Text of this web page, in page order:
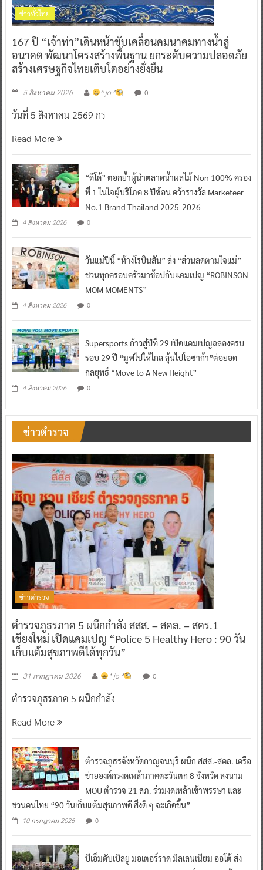
ข่าวทั่วไทย
167 ปี “เจ้าท่า”เดินหน้าขับเคลื่อนคมนาคมทางน้ำสู่
อนาคต พัฒนาโครงสร้างพื้นฐาน ยกระดับความปลอดภัย
สร้างเศรษฐกิจไทยเติบโตอย่างยั่งยืน
5 สิงหาคม 2026 ^ jo ^
วันที่ 5 สิงหาคม 2569 กร
Read More
“ดีโด้” ตอกย้ำผู้นำตลาดน้ำผลไม้ Non 100% ครอง
ที่ 1 ในใจผู้บริโภค 8 ปีซ้อน คว้ารางวัล Marketeer
4 สิงหาคม 2026
วันแม่ปีนี้ “ห้างโรบินสัน” ส่ง “ส่วนลดตามใจแม่”
ชวนทุกครอบครัวมาช้อปกับแคมเปญ “ROBINSON
4 สิงหาคม 2026
Supersports ก้าวสู่ปีที่ 29 เปิดแคมเปญฉลองครบ
รอบ 29 ปี “มูฟไปให้ไกล ลุ้นไปโอซาก้า”ต่อยอด
4 สิงหาคม 2026 0
ข่าวตำรวจ
ข่าวตำรวจ
ตำรวจภูธรภาค 5 ผนึกกำลัง สสส. – สคล. – สคร.1
เชียงใหม่ เปิดแคมเปญ “Police 5 Healthy Hero : 90 วัน
เก็บแต้มสุขภาพดีได้ทุกวัน”
31 กรกฎาคม 2026 ^ jo ^
ตำรวจภูธรภาค 5 ผนึกกำลัง
Read More
ตำรวจภูธรจังหวัดกาญจนบุรี ผนึก สสส.-สคล. เครือ
ข่ายองค์กรงดเหล้าภาคตะวันตก 8 จังหวัด ลงนาม
MOU ตำรวจ 21 สภ. ร่วมงดเหล้าเข้าพรรษา และ
10 กรกฎาคม 2026